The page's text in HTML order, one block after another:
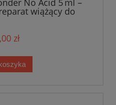
No Acid 5 ml –
wiążący do
zł